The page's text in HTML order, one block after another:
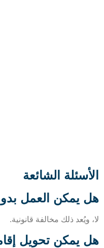
الشائعة
يمكن العمل بدون
ويُعد ذلك مخالفة قانونية.
يمكن تحويل